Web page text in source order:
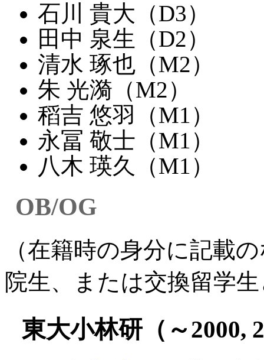
石川 貴大（D3）
田中 泉生（D2）
清水 琢也（M2）
朱 光漪（M2）
稻吉 悠羽（M1）
永冨 敬士（M1）
八木 瑛久（M1）
OB/OG
（在籍時の身分に記載
院生、または交換留学
東大小林研（～2000,